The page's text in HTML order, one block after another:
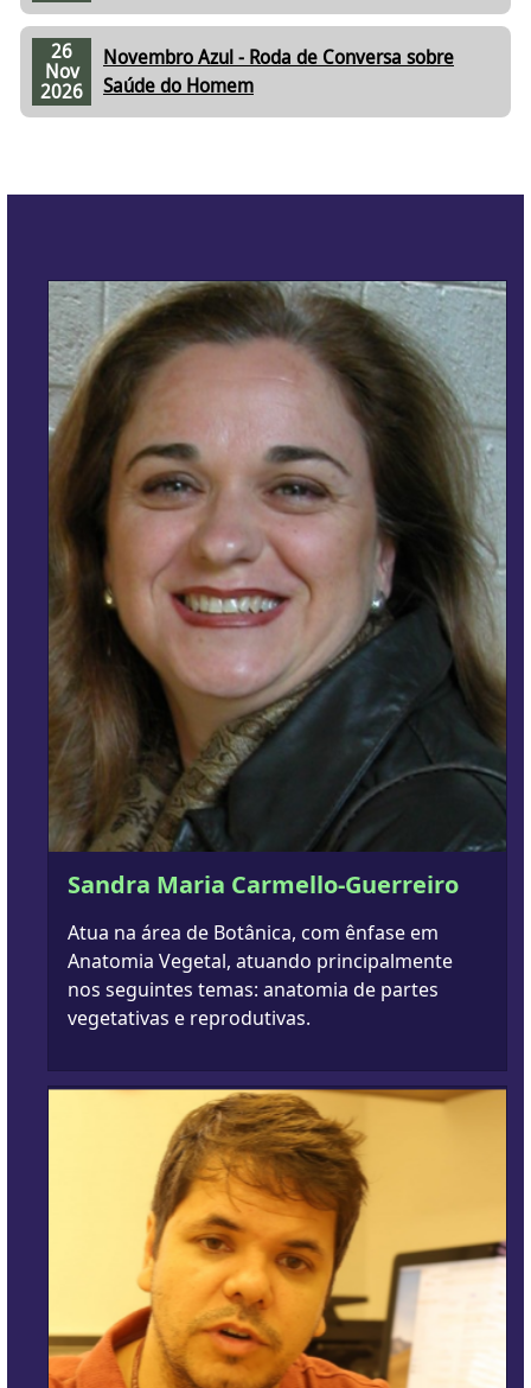
26
Nov
2026
Novembro Azul - Roda de Conversa sobre
Saúde do Homem
Sandra Maria Carmello-Guerreiro
Atua na área de Botânica, com ênfase em
Anatomia Vegetal, atuando principalmente
nos seguintes temas: anatomia de partes
vegetativas e reprodutivas.